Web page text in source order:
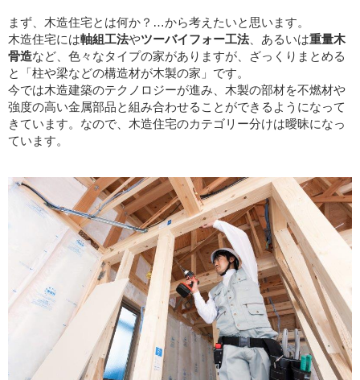
まず、木造住宅とは何か？…から考えたいと思います。
木造住宅には軸組工法やツーバイフォー工法、あるいは重量木
骨造など、色々なタイプの家がありますが、ざっくりまとめる
と「柱や梁などの構造材が木製の家」です。
今では木造建築のテクノロジーが進み、木製の部材を不燃材や
強度の高い金属部品と組み合わせることができるようになって
きています。なので、木造住宅のカテゴリー分けは曖昧になっ
ています。